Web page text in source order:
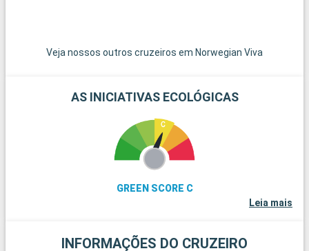
Veja nossos outros cruzeiros em Norwegian Viva
AS INICIATIVAS ECOLÓGICAS
GREEN SCORE C
Leia mais
INFORMAÇÕES DO CRUZEIRO